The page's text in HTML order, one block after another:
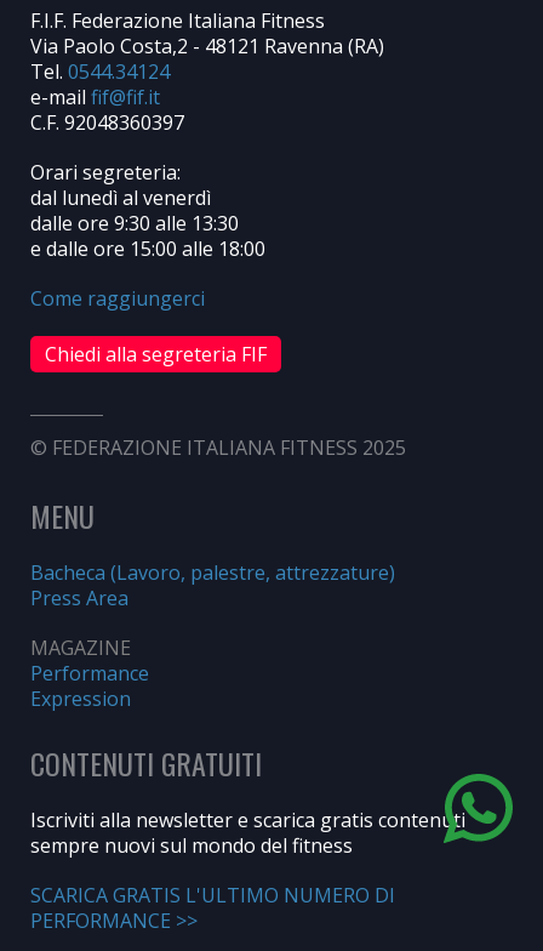
F.I.F. Federazione Italiana Fitness
Via Paolo Costa,2 - 48121 Ravenna (RA)
Tel. 0544.34124
e-mail
C.F. 92048360397
Orari segreteria:
dal lunedì al venerdì
dalle ore 9:30 alle 13:30
e dalle ore 15:00 alle 18:00
Come raggiungerci
Chiedi alla segreteria FIF
© FEDERAZIONE ITALIANA FITNESS 2025
MENU
Bacheca (Lavoro, palestre, attrezzature)
Press Area
MAGAZINE
Performance
Expression
CONTENUTI GRATUITI
Iscriviti alla newsletter e scarica gratis contenuti
sempre nuovi sul mondo del fitness
SCARICA GRATIS L'ULTIMO NUMERO DI
PERFORMANCE >>